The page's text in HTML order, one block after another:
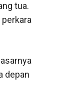
tua.
depan